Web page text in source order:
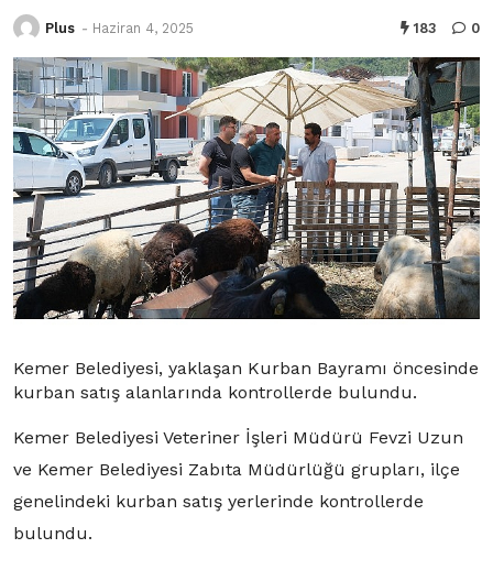
Plus - Haziran 4, 2025 183 0
Kemer Belediyesi, yaklaşan Kurban Bayramı öncesinde
kurban satış alanlarında kontrollerde bulundu.
Kemer Belediyesi Veteriner İşleri Müdürü Fevzi Uzun
ve Kemer Belediyesi Zabıta Müdürlüğü grupları, ilçe
genelindeki kurban satış yerlerinde kontrollerde
bulundu.